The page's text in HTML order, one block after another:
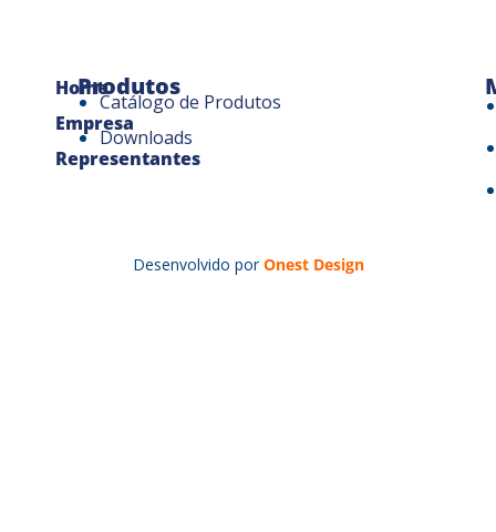
Home
Empresa
Representantes
Produtos
Catálogo de Produtos
Downloads
Desenvolvido por Onest Design